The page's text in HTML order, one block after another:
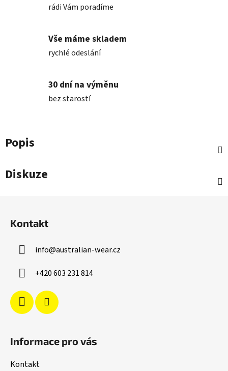
rádi Vám poradíme
Vše máme skladem
rychlé odeslání
30 dní na výměnu
bez starostí
Popis
Diskuze
Kontakt
info@australian-wear.cz
+420 603 231 814
Informace pro vás
Kontakt